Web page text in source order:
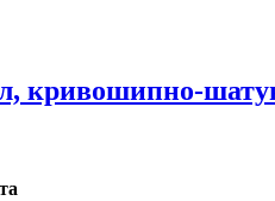
кривошипно-